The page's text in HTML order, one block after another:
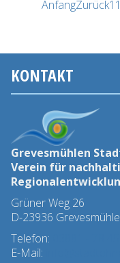
AnfangZurück11
KONTAKT
Grevesmühlen
Verein für
Grüner Weg 26
D-23936
Telefon:
E-Mail: